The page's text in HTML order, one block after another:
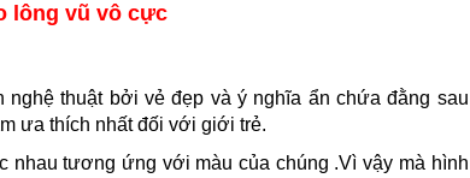
lông vũ vô cực
thuật bởi vẻ đẹp và ý nghĩa ẩn chứa đằng sau
ưa thích nhất đối với giới trẻ.
nhau tương ứng với màu của chúng .Vì vậy mà hình